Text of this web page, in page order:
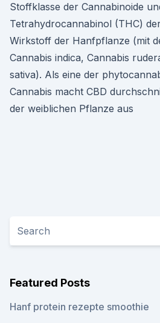
Stoffklasse der Cannabinoide
Tetrahydrocannabinol (THC)
Wirkstoff der Hanfpflanze (mit
Cannabis indica, Cannabis
sativa). Als eine der
Cannabis macht CBD
der weiblichen Pflanze aus
Featured Posts
Hanf protein rezepte smoothie